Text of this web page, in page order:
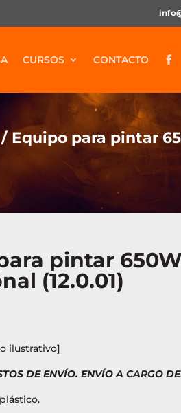
CURSOS CONTACTO 
Equipo para pintar
pintar
(12.0.01)
ilustrativo]
DE ENVÍO. ENVÍO A CARGO